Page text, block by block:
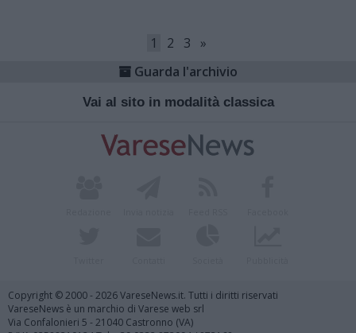
1 2 3
»
Guarda l'archivio
Vai al sito in modalità classica
Copyright © 2000 - 2026 VareseNews.it. Tutti i diritti riservati
VareseNews è un marchio di Varese web srl
Via Confalonieri 5 - 21040 Castronno (VA)